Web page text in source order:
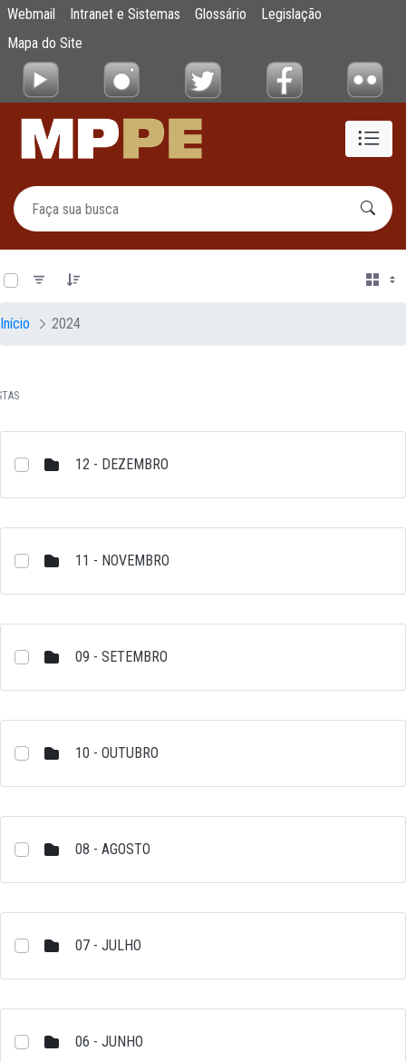
Pular para o Conteúdo principal
Documentos
Webmail Intranet e Sistemas Glossário
Legislação
Mapa do Site
Início 2024
12 - DEZEMBRO
11 - NOVEMBRO
09 - SETEMBRO
10 - OUTUBRO
08 - AGOSTO
07 - JULHO
06 - JUNHO